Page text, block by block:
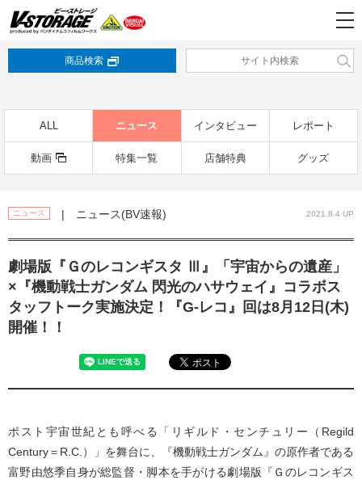
商品検索
ALL ニュース インタビュー レポート
動画 特集一覧 店舗特典 グッズ
ニュース | ニュース(BV速報) 2021.8.4 UP
劇場版『Ｇのレコンギスタ Ⅲ』「宇宙からの遺産」
×『機動戦士ガンダム 閃光のハサウェイ』コラボス
タッフトーク実施決定！『G-レコ』回は8月12日(木)
開催！！
ポスト宇宙世紀とも呼べる「リギルド・センチュリー（Regild
Century＝R.C.）」を舞台に、『機動戦士ガンダム』の原作者である
富野由悠季自身が総監督・脚本を手がける劇場版『Ｇのレコンギス